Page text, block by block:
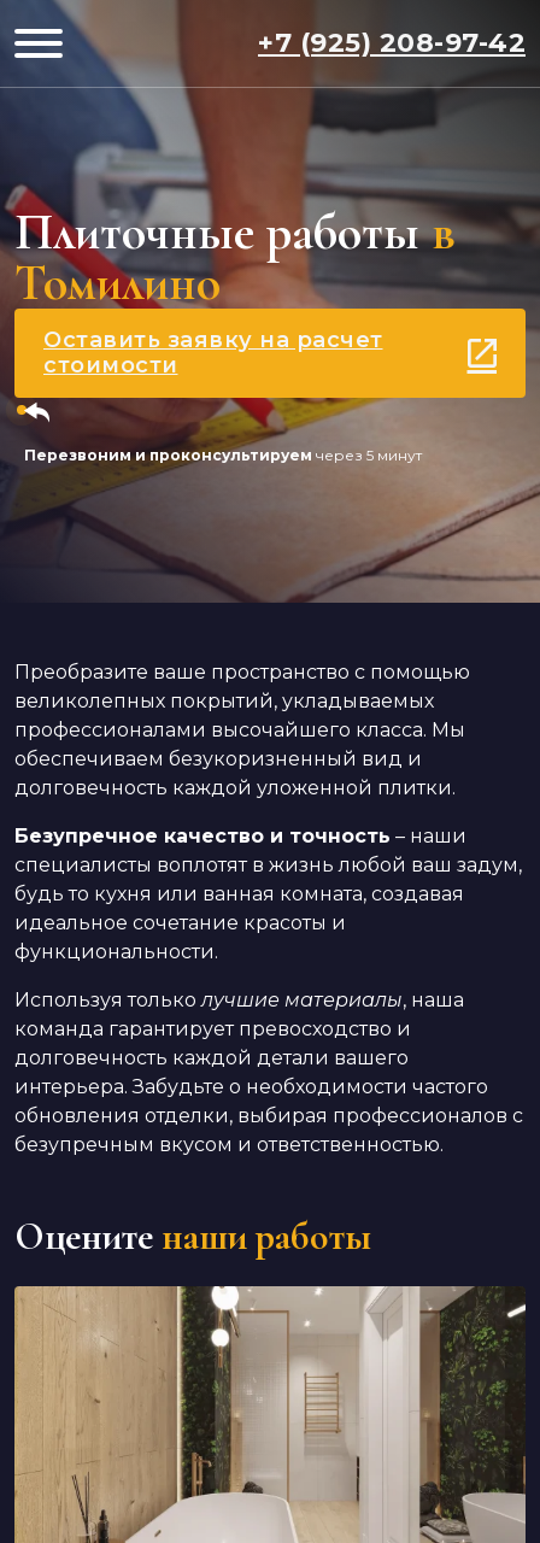
+7 (925) 208-97-42
Плиточные работыв
Томилино
Оставить заявку на расчет
стоимости
Перезвоним и проконсультируем через 5 минут
Преобразите ваше пространство с помощью
великолепных покрытий, укладываемых
профессионалами высочайшего класса. Мы
обеспечиваем безукоризненный вид и
долговечность каждой уложенной плитки.
Безупречное качество и точность – наши
специалисты воплотят в жизнь любой ваш задум,
будь то кухня или ванная комната, создавая
идеальное сочетание красоты и
функциональности.
Используя тольколучшие материалы, наша
команда гарантирует превосходство и
долговечность каждой детали вашего
интерьера. Забудьте о необходимости частого
обновления отделки, выбирая профессионалов с
безупречным вкусом и ответственностью.
Оцените наши работы